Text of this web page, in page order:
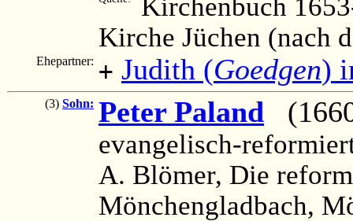
Kirchenbuch
Kirche Jüchen (nach
Ehepartner: + Judith (Goedgen)
(3) Sohn: Peter Paland
evangelisch-
A. Blömer, Die
Mönchengladbach,